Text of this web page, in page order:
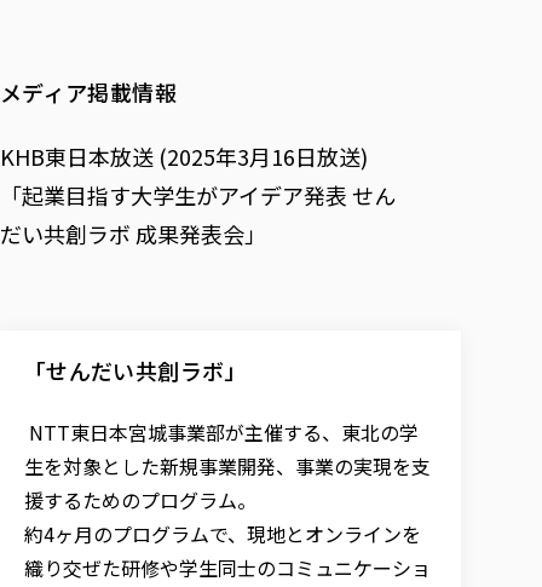
メディア掲載情報
KHB東日本放送 (2025年3月16日放送)
「起業目指す大学生がアイデア発表 せん
だい共創ラボ 成果発表会」
「せんだい共創ラボ」
NTT東日本宮城事業部が主催する、東北の学
生を対象とした新規事業開発、事業の実現を支
援するためのプログラム。
約4ヶ月のプログラムで、現地とオンラインを
織り交ぜた研修や学生同士のコミュニケーショ